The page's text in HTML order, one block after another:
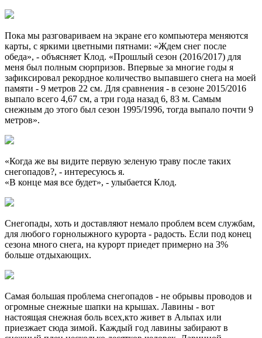
Пока мы разговариваем на экране его компьютера меняются
карты, с яркими цветными пятнами: «Ждем снег после
обеда», - объясняет Клод. «Прошлый сезон (2016/2017) для
меня был полным сюрпризов. Впервые за многие годы я
зафиксировал рекордное количество выпавшего снега на моей
памяти - 9 метров 22 см. Для сравнения - в сезоне 2015/2016
выпало всего 4,67 см, а три года назад 6, 83 м. Самым
снежным до этого был сезон 1995/1996, тогда выпало почти 9
метров».
«Когда же вы видите первую зеленую траву после таких
снегопадов?, - интересуюсь я.
«В конце мая все будет», - улыбается Клод.
Снегопады, хоть и доставляют немало проблем всем службам,
для любого горнолыжного курорта - радость. Если под конец
сезона много снега, на курорт приедет примерно на 3%
больше отдыхающих.
Самая большая проблема снегопадов - не обрывы проводов и
огромные снежные шапки на крышах. Лавины - вот
настоящая снежная боль всех,кто живет в Альпах или
приезжает сюда зимой. Каждый год лавины забирают в